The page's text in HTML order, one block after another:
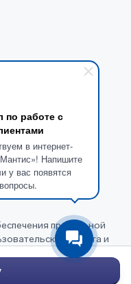
по работе с
в интернет-
Напишите
у вас появятся
вопросы.
доступа
диски
станции
правильной
опыта и
политике